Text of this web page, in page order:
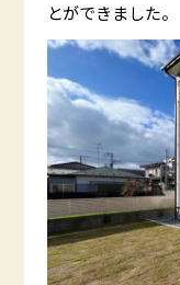
とができました。